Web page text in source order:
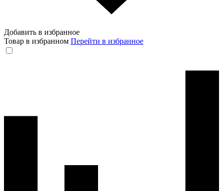
Добавить в избранное
Товар в избранном Перейти в избранное